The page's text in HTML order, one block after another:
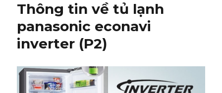
Thông tin về tủ lạnh
panasonic econavi
inverter (P2)